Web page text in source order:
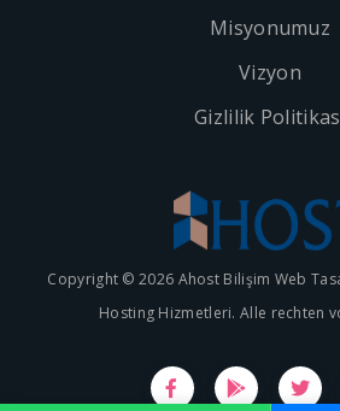
Misyonumuz
Vizyon
Gizlilik
Copyright © 2026 Ahost Bilişim Web
Hosting Hizmetleri. Alle rechten